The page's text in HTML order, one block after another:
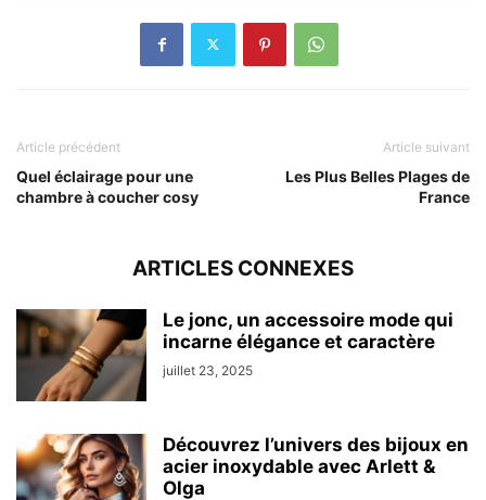
Article précédent
Quel éclairage pour une
chambre à coucher cosy
Article suivant
Les Plus Belles Plages de
France
ARTICLES CONNEXES
Le jonc, un accessoire mode qui
incarne élégance et caractère
juillet 23, 2025
Découvrez l’univers des bijoux en
acier inoxydable avec Arlett &
Olga